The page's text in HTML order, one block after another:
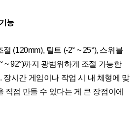
능
(120mm), 틸트 (-2° ~ 25°), 스위블
~ 92°)까지 광범위하게 조절 가능한
장시간 게임이나 작업 시 내 체형에 맞
직접 만들 수 있다는 게 큰 장점이에